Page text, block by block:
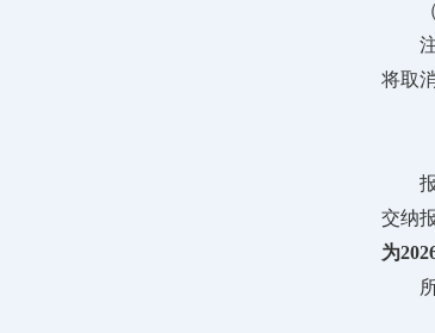
将取
交纳
为